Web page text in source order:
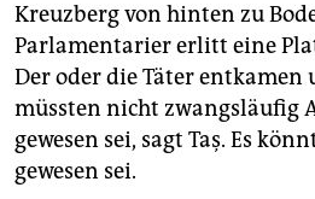
Kreuzberg von hinten zu
Parlamentarier erlitt eine
Der oder die Täter entkamen
müssten nicht zwangsläufig
gewesen sei, sagt Taş. Es
gewesen sei.